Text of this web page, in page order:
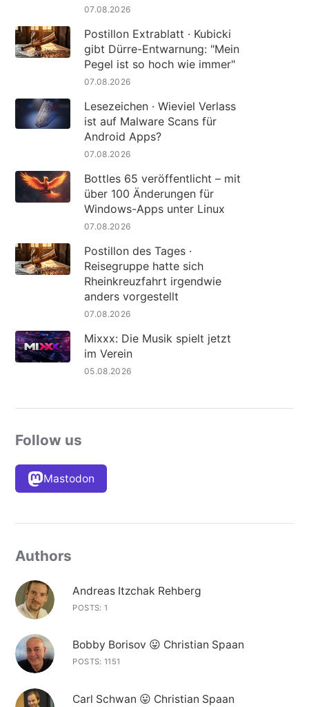
07.08.2026
Postillon Extrablatt · Kubicki
gibt Dürre-Entwarnung: "Mein
Pegel ist so hoch wie immer"
07.08.2026
Lesezeichen · Wieviel Verlass
ist auf Malware Scans für
Android Apps?
07.08.2026
Bottles 65 veröffentlicht – mit
über 100 Änderungen für
Windows-Apps unter Linux
07.08.2026
Postillon des Tages ·
Reisegruppe hatte sich
Rheinkreuzfahrt irgendwie
anders vorgestellt
07.08.2026
Mixxx: Die Musik spielt jetzt
im Verein
05.08.2026
Follow us
Mastodon
Authors
Andreas Itzchak Rehberg
POSTS: 1
Bobby Borisov 😛 Christian Spaan
POSTS: 1151
Carl Schwan 😛 Christian Spaan